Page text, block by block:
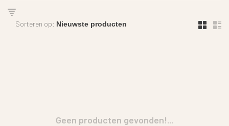
Sorteren op:
Geen producten gevonden!...